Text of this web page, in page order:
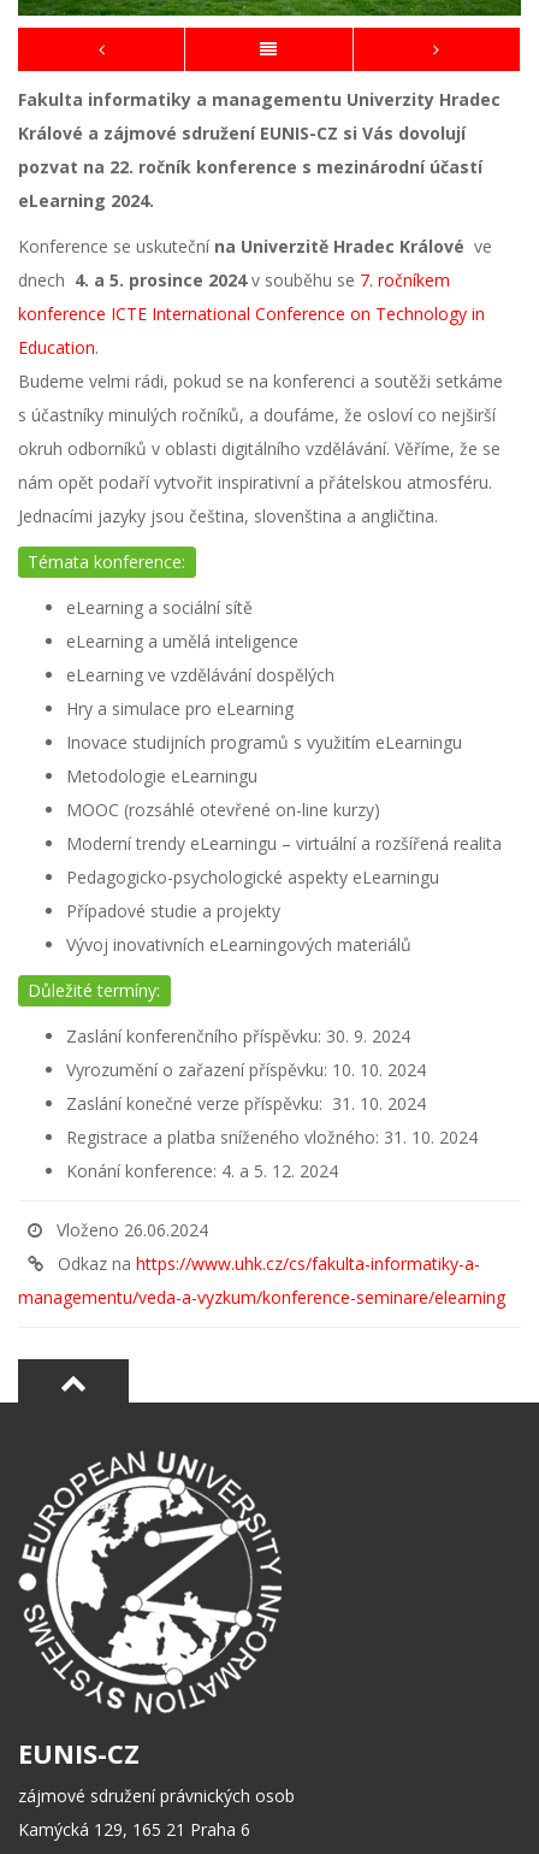
Fakulta informatiky a managementu Univerzity Hradec
Králové a zájmové sdružení EUNIS-CZ si Vás dovolují
pozvat na 22. ročník konference s mezinárodní účastí
eLearning 2024.
Konference se uskuteční na Univerzitě Hradec Králové ve
dnech 4. a 5. prosince 2024v souběhu se 7. ročníkem
konference ICTE International Conference on Technology in
Education.
Budeme velmi rádi, pokud se na konferenci a soutěži setkáme
s účastníky minulých ročníků, a doufáme, že osloví co nejširší
okruh odborníků v oblasti digitálního vzdělávání. Věříme, že se
nám opět podaří vytvořit inspirativní a přátelskou atmosféru.
Jednacími jazyky jsou čeština, slovenština a angličtina.
Témata konference:
eLearning a sociální sítě
eLearning a umělá inteligence
eLearning ve vzdělávání dospělých
Hry a simulace pro eLearning
Inovace studijních programů s využitím eLearningu
Metodologie eLearningu
MOOC (rozsáhlé otevřené on-line kurzy)
Moderní trendy eLearningu – virtuální a rozšířená realita
Pedagogicko-psychologické aspekty eLearningu
Případové studie a projekty
Vývoj inovativních eLearningových materiálů
Důležité termíny:
Zaslání konferenčního příspěvku: 30. 9. 2024
Vyrozumění o zařazení příspěvku: 10. 10. 2024
Zaslání konečné verze příspěvku: 31. 10. 2024
Registrace a platba sníženého vložného: 31. 10. 2024
Konání konference: 4. a 5. 12. 2024
Vloženo 26.06.2024
Odkaz na https://www.uhk.cz/cs/fakulta-informatiky-a-
managementu/veda-a-vyzkum/konference-seminare/elearning
EUNIS-CZ
zájmové sdružení právnických osob
Kamýcká 129, 165 21 Praha 6